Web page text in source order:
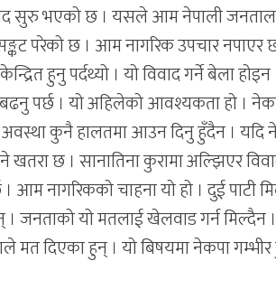
सुरु भएको छ । यसले आम नेपाली
परेको छ । आम नागरिक उपचार नपाएर
हुनु पर्दथ्यो । यो विवाद गर्ने बेला
पर्छ । यो अहिलेको आवश्यकता हो ।
अवस्था कुनै हालतमा आउन दिनु हुँदैन ।
छ । सानातिना कुरामा अल्झिएर
आम नागरिकको चाहना यो हो । दुई पाटी
जनताको यो मतलाई खेलवाड गर्न मिल्दैन
दिएका हुन् । यो बिषयमा नेकपा गम्भीर